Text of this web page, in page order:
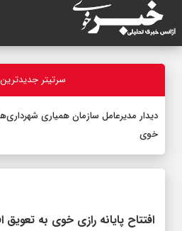
سرتیتر جدیدترین
دیدار مدیرعامل سازمان همیاری
خوی
افتتاح پایانه رازی خوی به تعویق